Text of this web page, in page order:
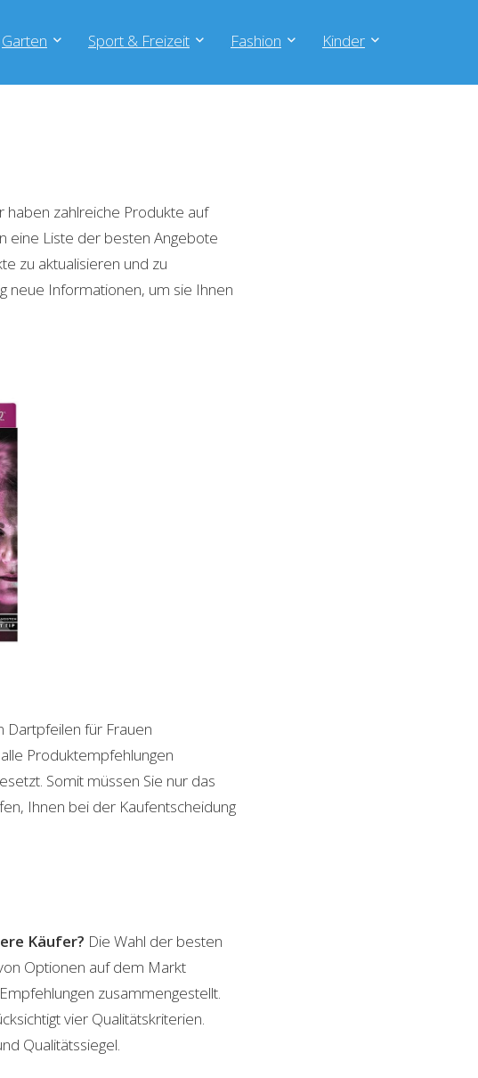
Garten Sport & Freizeit Fashion Kinder
haben zahlreiche Produkte auf
eine Liste der besten Angebote
zu aktualisieren und zu
neue Informationen, um sie Ihnen
Dartpfeilen für Frauen
Produktempfehlungen
Somit müssen Sie nur das
Ihnen bei der Kaufentscheidung
Käufer? Die Wahl der besten
Optionen auf dem Markt
zusammengestellt.
vier Qualitätskriterien.
Qualitätssiegel.